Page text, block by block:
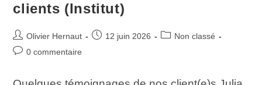
clients (Institut)
Olivier Hernaut 12 juin 2026
Non classé
0 commentaire